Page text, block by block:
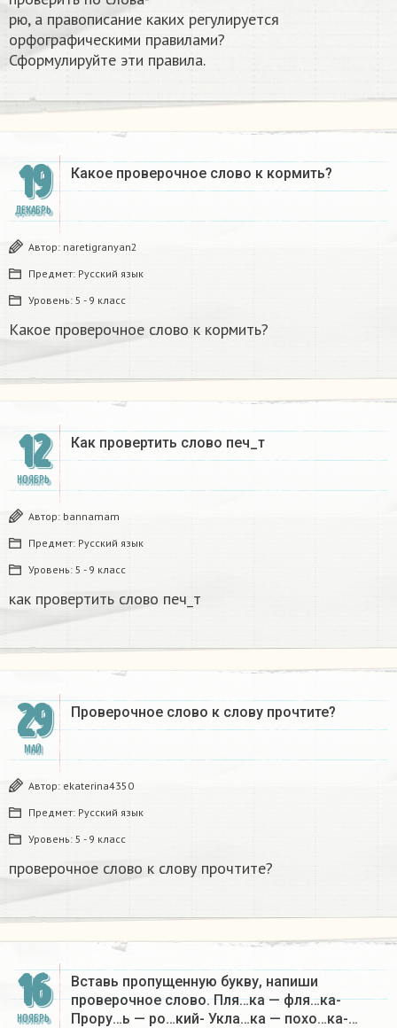
рю, а правописание каких регулируется
орфографическими правилами?
Сформулируйте эти правила.​
19
ДЕКАБРЬ
Какое проверочное слово к кормить?
Автор: naretigranyan2
Предмет: Русский язык
Уровень: 5 - 9 класс
Какое проверочное слово к кормить?
12
НОЯБРЬ
Как провертить слово печ_т​
Автор: bannamam
Предмет: Русский язык
Уровень: 5 - 9 класс
как провертить слово печ_т​
29
МАЙ
Проверочное слово к слову прочтите?​
Автор: ekaterina4350
Предмет: Русский язык
Уровень: 5 - 9 класс
проверочное слово к слову прочтите?​
16
НОЯБРЬ
Вставь пропущенную букву, напиши
проверочное слово. Пля…ка — фля…ка-
Прору…ь — ро…кий- Укла…ка — похо…ка-…